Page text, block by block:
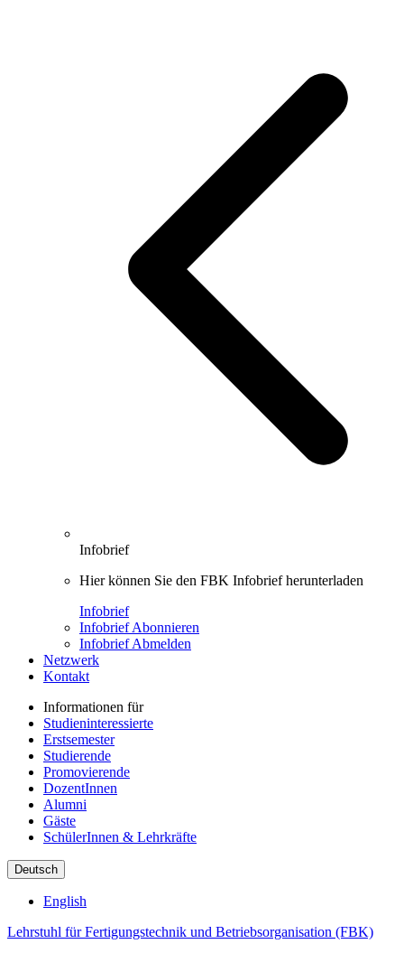
Infobrief
Hier können Sie den FBK Infobrief herunterladen
Infobrief
Infobrief Abonnieren
Infobrief Abmelden
Netzwerk
Kontakt
Informationen für
Studieninteressierte
Erstsemester
Studierende
Promovierende
DozentInnen
Alumni
Gäste
SchülerInnen & Lehrkräfte
Deutsch
English
Lehrstuhl für Fertigungstechnik und Betriebsorganisation (FBK)